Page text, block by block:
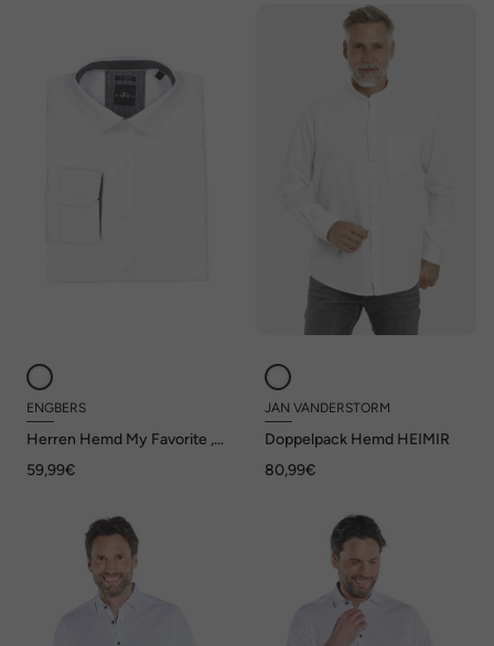
ENGBERS
Herren Hemd My Favorite ,
59,99€
JAN VANDERSTORM
Doppelpack Hemd HEIMIR
80,99€